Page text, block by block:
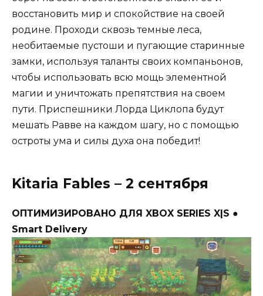
восстановить мир и спокойствие на своей
родине. Проходи сквозь темные леса,
необитаемые пустоши и пугающие старинные
замки, используя таланты своих компаньонов,
чтобы использовать всю мощь элементной
магии и уничтожать препятствия на своем
пути. Приспешники Лорда Циклопа будут
мешать Равве на каждом шагу, но с помощью
остроты ума и силы духа она победит!
Kitaria Fables – 2 сентября
ОПТИМИЗИРОВАНО ДЛЯ XBOX SERIES X|S ●
Smart Delivery